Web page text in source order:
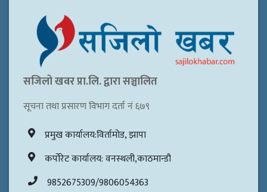
सजिलो खवर प्रा.लि. द्वारा सञ्चालित
सूचना तथा प्रसारण विभाग दर्ता नं ६७९
प्रमुख कार्यालय:विर्तामोड, झापा
कर्पोरेट कार्यालय: वनस्थली,काठमान्डौ
9852675309/9806054363